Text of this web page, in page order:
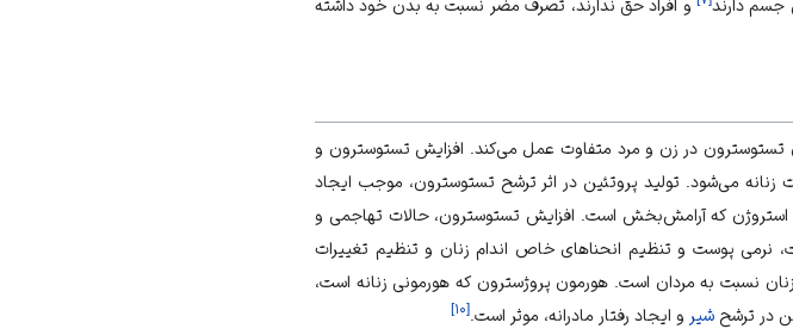
جسم دارند
و افراد حق ندارند، تصرف مضر نسبت به بدن خود داشته
در زن و مرد متفاوت عمل می‌کند. افزایش تستوسترون و
می‌شود. تولید پروتئین در اثر ترشح تستوسترون، موجب ایجاد
که آرامش‌بخش است. افزایش تستوسترون، حالات تهاجمی و
نرمی پوست و تنظیم انحناهای خاص اندام زنان و تنظیم تغییرات
نسبت به مردان است. هورمون پروژسترون که هورمونی زنانه است،
در ترشح شیر و ایجاد رفتار مادرانه، موثر است.[۱۰]